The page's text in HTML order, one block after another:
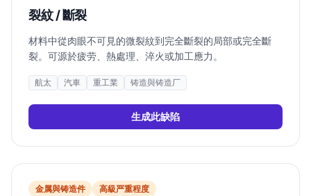
裂紋 / 斷裂
材料中從肉眼不可見的微裂紋到完全斷裂的局部或完全斷
裂。可源於疲劳、熱處理、淬火或加工應力。
航太 汽車 重工業 铸造與铸造厂
生成此缺陷
金属與铸造件 高級严重程度